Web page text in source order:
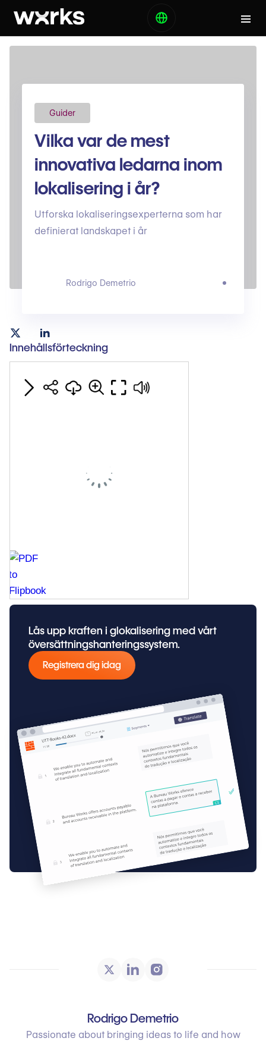
Guider
Vilka var de mest
innovativa ledarna inom
lokalisering i år?
Utforska lokaliseringsexperterna som har
definierat landskapet i år
Rodrigo Demetrio
Innehållsförteckning
Lås upp kraften i glokalisering med vårt
översättningshanteringssystem.
Registrera dig idag
Rodrigo Demetrio
Passionate about bringing ideas to life and how